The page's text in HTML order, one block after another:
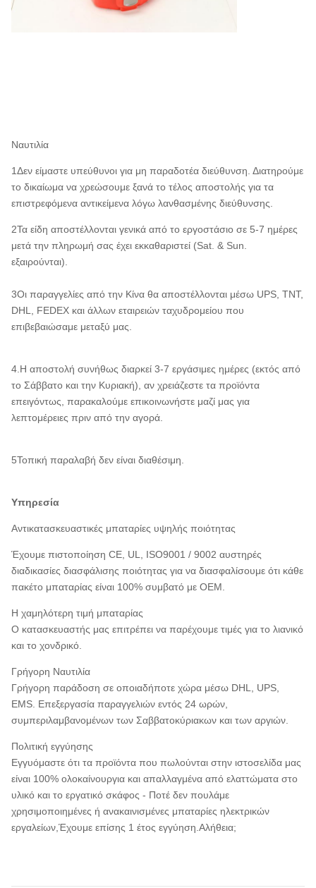
Ναυτιλία
1Δεν είμαστε υπεύθυνοι για μη παραδοτέα διεύθυνση. Διατηρούμε
το δικαίωμα να χρεώσουμε ξανά το τέλος αποστολής για τα
επιστρεφόμενα αντικείμενα λόγω λανθασμένης διεύθυνσης.
2Τα είδη αποστέλλονται γενικά από το εργοστάσιο σε 5-7 ημέρες
μετά την πληρωμή σας έχει εκκαθαριστεί (Sat. & Sun.
εξαιρούνται).
3Οι παραγγελίες από την Κίνα θα αποστέλλονται μέσω UPS, TNT,
DHL, FEDEX και άλλων εταιρειών ταχυδρομείου που
επιβεβαιώσαμε μεταξύ μας.
4.Η αποστολή συνήθως διαρκεί 3-7 εργάσιμες ημέρες (εκτός από
το Σάββατο και την Κυριακή), αν χρειάζεστε τα προϊόντα
επειγόντως, παρακαλούμε επικοινωνήστε μαζί μας για
λεπτομέρειες πριν από την αγορά.
5Τοπική παραλαβή δεν είναι διαθέσιμη.
Υπηρεσία
Αντικατασκευαστικές μπαταρίες υψηλής ποιότητας
Έχουμε πιστοποίηση CE, UL, ISO9001 / 9002 αυστηρές
διαδικασίες διασφάλισης ποιότητας για να διασφαλίσουμε ότι κάθε
πακέτο μπαταρίας είναι 100% συμβατό με OEM.
Η χαμηλότερη τιμή μπαταρίας
Ο κατασκευαστής μας επιτρέπει να παρέχουμε τιμές για το λιανικό
και το χονδρικό.
Γρήγορη Ναυτιλία
Γρήγορη παράδοση σε οποιαδήποτε χώρα μέσω DHL, UPS,
EMS. Επεξεργασία παραγγελιών εντός 24 ωρών,
συμπεριλαμβανομένων των Σαββατοκύριακων και των αργιών.
Πολιτική εγγύησης
Εγγυόμαστε ότι τα προϊόντα που πωλούνται στην ιστοσελίδα μας
είναι 100% ολοκαίνουργια και απαλλαγμένα από ελαττώματα στο
υλικό και το εργατικό σκάφος - Ποτέ δεν πουλάμε
χρησιμοποιημένες ή ανακαινισμένες μπαταρίες ηλεκτρικών
εργαλείων,Έχουμε επίσης 1 έτος εγγύηση.Αλήθεια;